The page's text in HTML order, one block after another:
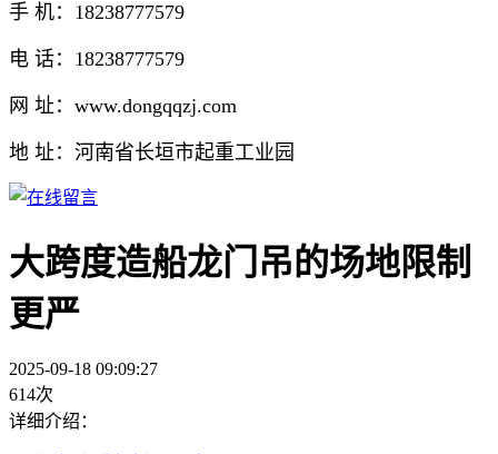
手 机：18238777579
电 话：18238777579
网 址：www.dongqqzj.com
地 址：河南省长垣市起重工业园
大跨度造船龙门吊的场地限制
更严
2025-09-18 09:09:27
614次
详细介绍：